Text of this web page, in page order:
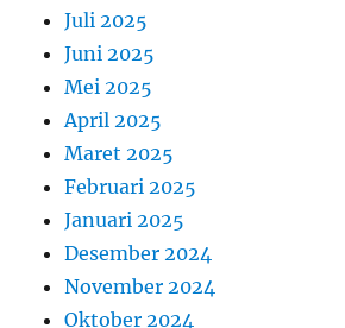
Juli 2025
Juni 2025
Mei 2025
April 2025
Maret 2025
Februari 2025
Januari 2025
Desember 2024
November 2024
Oktober 2024